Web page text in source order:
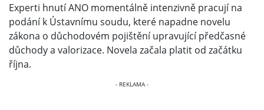
Experti hnutí ANO momentálně intenzivně pracují na
podání k Ústavnímu soudu, které napadne novelu
zákona o důchodovém pojištění upravující předčasné
důchody a valorizace. Novela začala platit od začátku
října.